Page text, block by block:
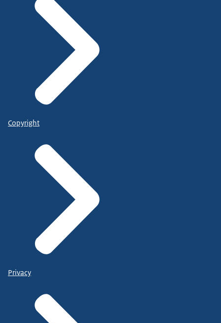
Copyright
Privacy